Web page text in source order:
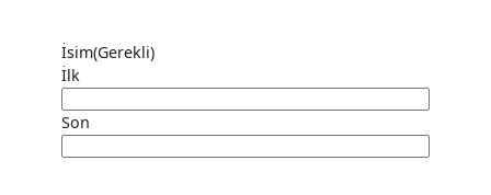
İsim(Gerekli)
İlk
Son